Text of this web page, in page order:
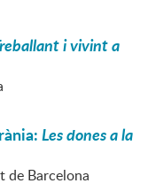
i vivint a
Les dones a la
de Barcelona